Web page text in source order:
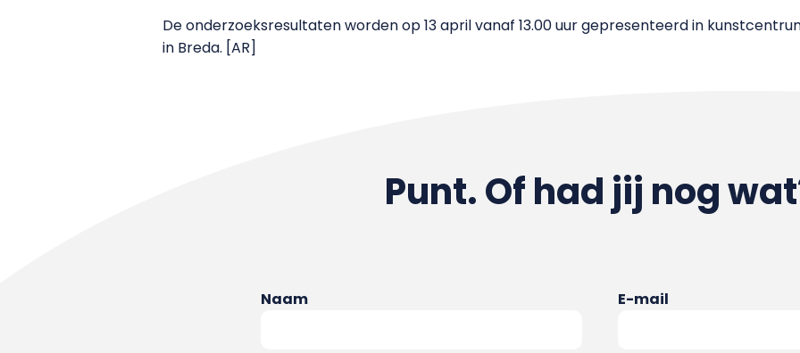
De onderzoeksresultaten worden op 13 april vanaf 13.00 uur gepresenteerd in
in Breda. [AR]
Punt. Of had jij nog
Naam E-mail